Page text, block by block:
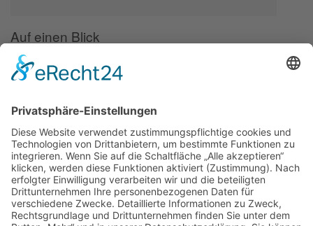
Auf einen Blick
Forschung
Musikalien-Leihmaterial
Publikationen
Links
Aktuelles
06.02.25
Neuer Telemann-Konferenzbericht erschienen